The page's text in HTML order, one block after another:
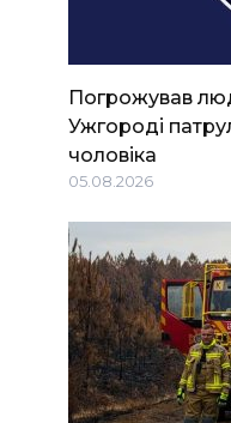
Погрожував
Ужгороді
чоловіка
05.08.2026